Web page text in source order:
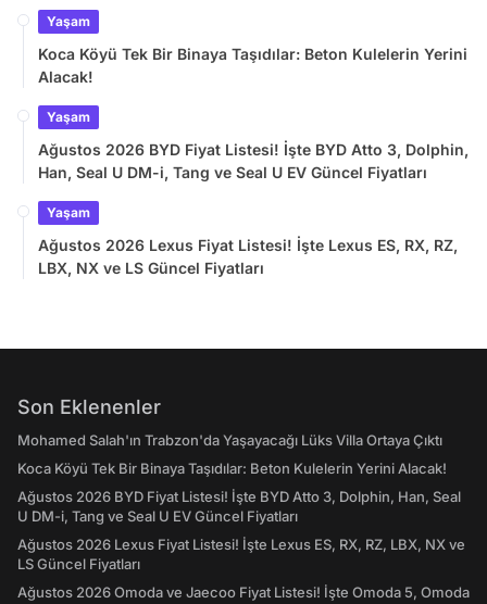
Yaşam
Koca Köyü Tek Bir Binaya Taşıdılar: Beton Kulelerin Yerini
Alacak!
Yaşam
Ağustos 2026 BYD Fiyat Listesi! İşte BYD Atto 3, Dolphin,
Han, Seal U DM-i, Tang ve Seal U EV Güncel Fiyatları
Yaşam
Ağustos 2026 Lexus Fiyat Listesi! İşte Lexus ES, RX, RZ,
LBX, NX ve LS Güncel Fiyatları
Son Eklenenler
Mohamed Salah'ın Trabzon'da Yaşayacağı Lüks Villa Ortaya Çıktı
Koca Köyü Tek Bir Binaya Taşıdılar: Beton Kulelerin Yerini Alacak!
Ağustos 2026 BYD Fiyat Listesi! İşte BYD Atto 3, Dolphin, Han, Seal
U DM-i, Tang ve Seal U EV Güncel Fiyatları
Ağustos 2026 Lexus Fiyat Listesi! İşte Lexus ES, RX, RZ, LBX, NX ve
LS Güncel Fiyatları
Ağustos 2026 Omoda ve Jaecoo Fiyat Listesi! İşte Omoda 5, Omoda